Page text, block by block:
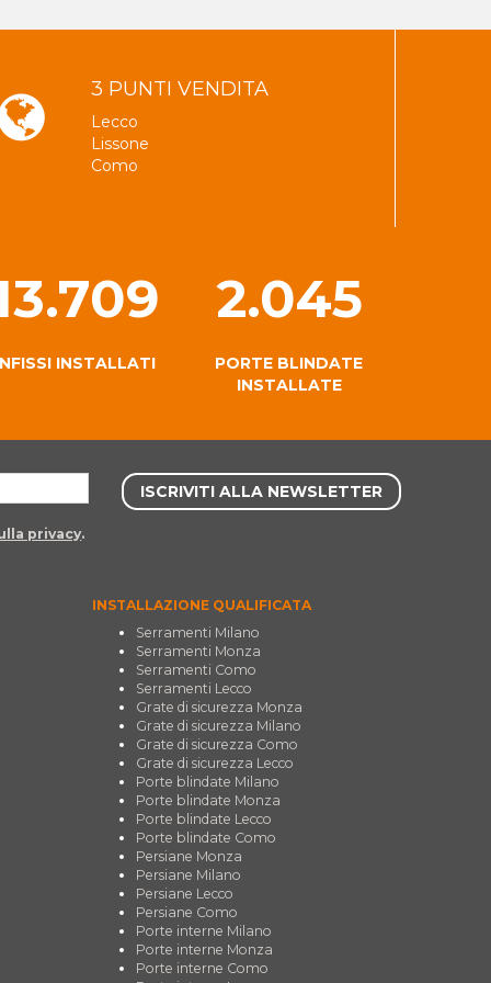
3 PUNTI VENDITA
Lecco
Lissone
Como
INSTALLATI
2.045
PORTE BLINDATE
INSTALLATE
privacy.
INSTALLAZIONE QUALIFICATA
Serramenti Milano
Serramenti Monza
Serramenti Como
Serramenti Lecco
Grate di sicurezza Monza
Grate di sicurezza Milano
Grate di sicurezza Como
Grate di sicurezza Lecco
Porte blindate Milano
Porte blindate Monza
Porte blindate Lecco
Porte blindate Como
Persiane Monza
Persiane Milano
Persiane Lecco
Persiane Como
Porte interne Milano
Porte interne Monza
Porte interne Como